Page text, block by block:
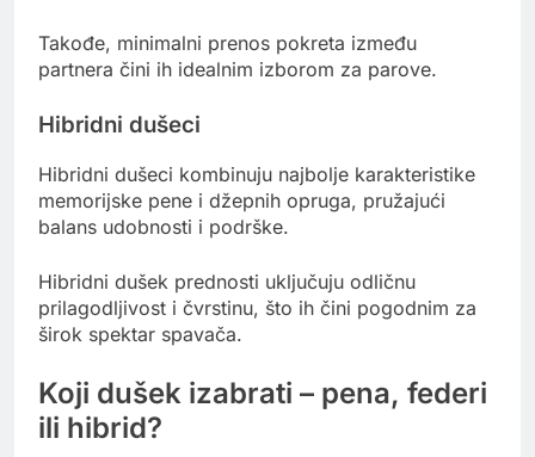
Takođe, minimalni prenos pokreta između
partnera čini ih idealnim izborom za parove.
Hibridni dušeci
Hibridni dušeci kombinuju najbolje karakteristike
memorijske pene i džepnih opruga, pružajući
balans udobnosti i podrške.
Hibridni dušek prednosti uključuju odličnu
prilagodljivost i čvrstinu, što ih čini pogodnim za
širok spektar spavača.
Koji dušek izabrati – pena, federi
ili hibrid?